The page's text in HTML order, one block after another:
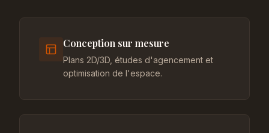
Conception sur mesure
Plans 2D/3D, études d'agencement et
optimisation de l'espace.